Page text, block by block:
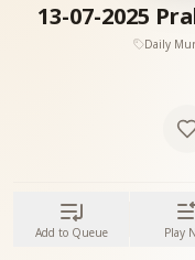
13-07-2025
Daily
Add to Queue Play